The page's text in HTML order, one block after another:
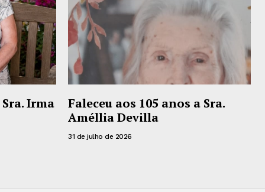
Irma
Faleceu aos 105 anos a Sra.
Améllia Devilla
31 de julho de 2026